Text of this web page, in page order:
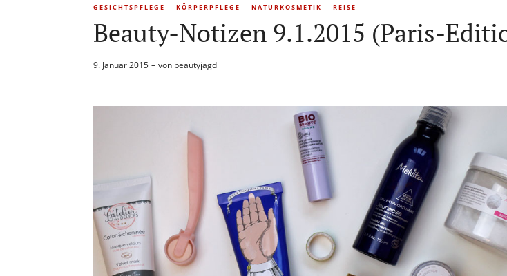
GESICHTSPFLEGE KÖRPERPFLEGE NATURKOSMETIK REISE
Beauty-Notizen 9.1.2015 (Paris-
9. Januar 2015 von beautyjagd